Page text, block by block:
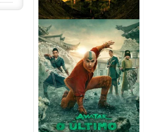
Avatar: O Último Mestre do
Ar 2ª Temporada Torrent
(2026) WEB-DL 1080p Dual
Áudio